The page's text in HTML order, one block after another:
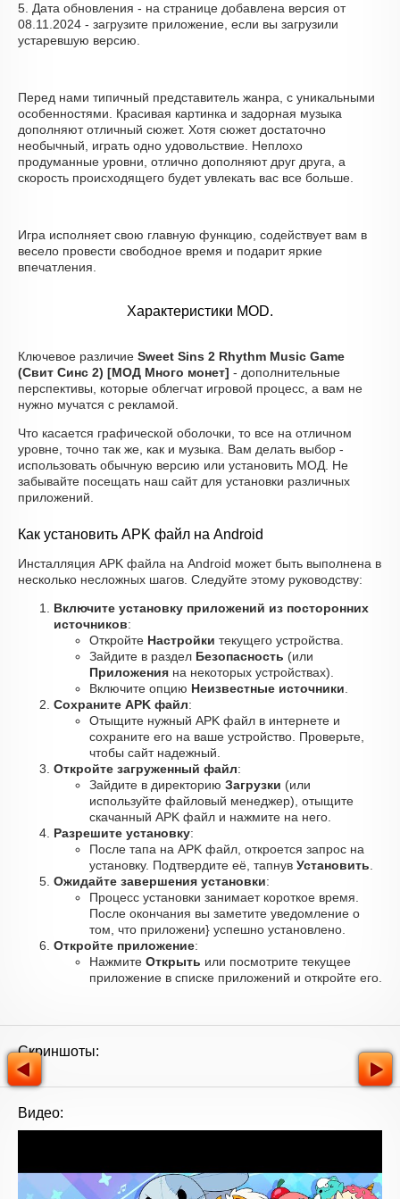
5. Дата обновления - на странице добавлена версия от
08.11.2024 - загрузите приложение, если вы загрузили
устаревшую версию.
Перед нами типичный представитель жанра, с уникальными
особенностями. Красивая картинка и задорная музыка
дополняют отличный сюжет. Хотя сюжет достаточно
необычный, играть одно удовольствие. Неплохо
продуманные уровни, отлично дополняют друг друга, а
скорость происходящего будет увлекать вас все больше.
Игра исполняет свою главную функцию, содействует вам в
весело провести свободное время и подарит яркие
впечатления.
Характеристики MOD.
Ключевое различие Sweet Sins 2 Rhythm Music Game
(Свит Синс 2) [МОД Много монет] - дополнительные
перспективы, которые облегчат игровой процесс, а вам не
нужно мучатся с рекламой.
Что касается графической оболочки, то все на отличном
уровне, точно так же, как и музыка. Вам делать выбор -
использовать обычную версию или установить МОД. Не
забывайте посещать наш сайт для установки различных
приложений.
Как установить APK файл на Android
Инсталляция APK файла на Android может быть выполнена в
несколько несложных шагов. Следуйте этому руководству:
Включите установку приложений из посторонних
источников:
Откройте Настройки текущего устройства.
Зайдите в раздел Безопасность (или
Приложения на некоторых устройствах).
Включите опцию Неизвестные источники
Сохраните APK файл:
Отыщите нужный APK файл в интернете и
сохраните его на ваше устройство. Проверьте,
чтобы сайт надежный.
Откройте загруженный файл:
Зайдите в директорию Загрузки (или
используйте файловый менеджер), отыщите
скачанный APK файл и нажмите на него.
Разрешите установку:
После тапа на APK файл, откроется запрос на
установку. Подтвердите её, тапнув Установить
Ожидайте завершения установки:
Процесс установки занимает короткое время.
После окончания вы заметите уведомление о
том, что приложени} успешно установлено.
Откройте приложение:
Нажмите Открыть или посмотрите текущее
приложение в списке приложений и откройте его.
Скриншоты:
Видео: